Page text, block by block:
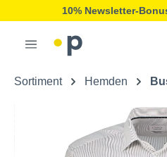
10% Newsletter-
Sortiment Hemden